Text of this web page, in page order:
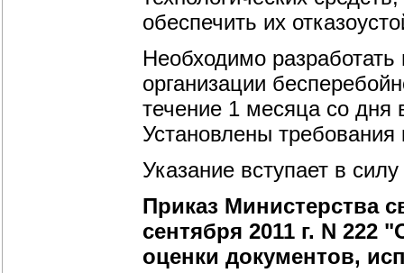
обеспечить их
Необходимо
организации
течение 1 месяца со дня
Установлены
Указание вступает в
Приказ Министерства
сентября 2011 г. N 222
оценки документов,